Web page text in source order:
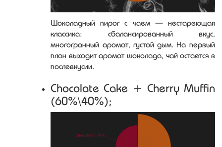
Шоколадный пирог с чаем — нестареющая
классика: сбалансированный вкус,
многогранный аромат, густой дым. На первый
план выходит аромат шоколада, чай остается в
послевкусии.
Chocolate Cake + Cherry Muffin
(60%\40%);